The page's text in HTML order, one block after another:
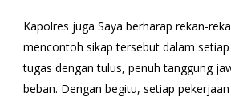
Kapolres juga Saya berharap rekan-
mencontoh sikap tersebut dalam
tugas dengan tulus, penuh tanggung
beban. Dengan begitu, setiap